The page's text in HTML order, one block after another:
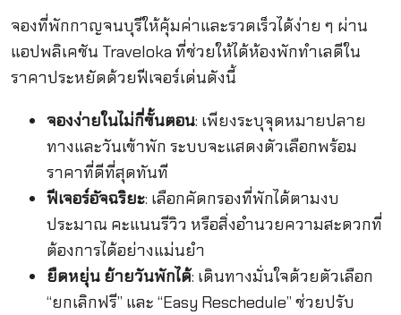
จองที่พักกาญจนบุรีให้คุ้มค่าและรวดเร็วได้ง่าย ๆ ผ่าน
แอปพลิเคชัน Traveloka ที่ช่วยให้ได้ห้องพักทำเลดีใน
ราคาประหยัดด้วยฟีเจอร์เด่นดังนี้
จองง่ายในไม่กี่ขั้นตอน: เพียงระบุจุดหมายปลาย
ทางและวันเข้าพัก ระบบจะแสดงตัวเลือกพร้อม
ราคาที่ดีที่สุดทันที
ฟีเจอร์อัจฉริยะ: เลือกคัดกรองที่พักได้ตามงบ
ประมาณ คะแนนรีวิว หรือสิ่งอำนวยความสะดวกที่
ต้องการได้อย่างแม่นยำ
ยืดหยุ่น ย้ายวันพักได้: เดินทางมั่นใจด้วยตัวเลือก
“ยกเลิกฟรี” และ “Easy Reschedule” ช่วยปรับ